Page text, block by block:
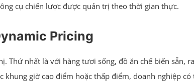
cụ chiến lược được quản trị theo thời gian thực.
Pricing
nhất là với hàng tươi sống, đồ ăn chế biến sẵn,
giờ cao điểm hoặc thấp điểm, doanh nghiệp